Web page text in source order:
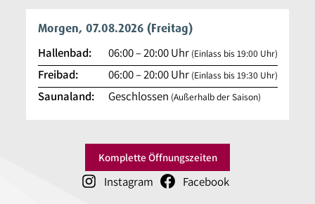
Morgen, 07.08.2026 (Freitag)
Hallenbad: 06:00–20:00Uhr (Einlass bis 19:00 Uhr)
Freibad: 06:00–20:00Uhr (Einlass bis 19:30 Uhr)
Saunaland: Geschlossen (Außerhalb der Saison)
Komplette Öffnungszeiten
Instagram Facebook